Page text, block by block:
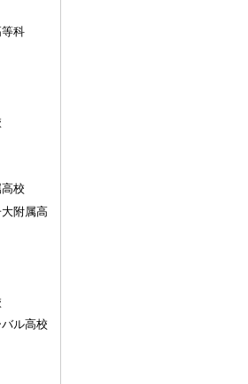
科
校
附属高
ル高校